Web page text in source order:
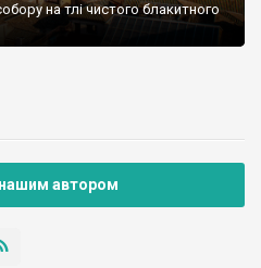
на тлі чистого блакитного
автором